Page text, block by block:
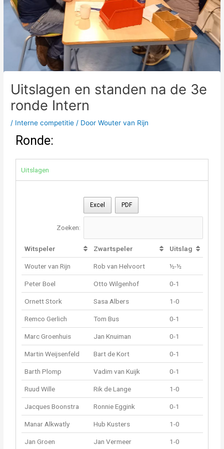
Uitslagen en standen na de 3e
ronde Intern
/ Interne competitie / DoorWouter van Rijn
Ronde:
Uitslagen
Excel PDF
Zoeken:
Witspeler Zwartspeler Uitslag
Wouter van Rijn Rob van Helvoort ½-½
Peter Boel Otto Wilgenhof 0-1
Ornett Stork Sasa Albers 1-0
Remco Gerlich Tom Bus 0-1
Marc Groenhuis Jan Knuiman 0-1
Martin Weijsenfeld Bart de Kort 0-1
Barth Plomp Vadim van Kuijk 0-1
Ruud Wille Rik de Lange 1-0
Jacques Boonstra Ronnie Eggink 0-1
Manar Alkwatly Hub Kusters 1-0
Jan Groen Jan Vermeer 1-0